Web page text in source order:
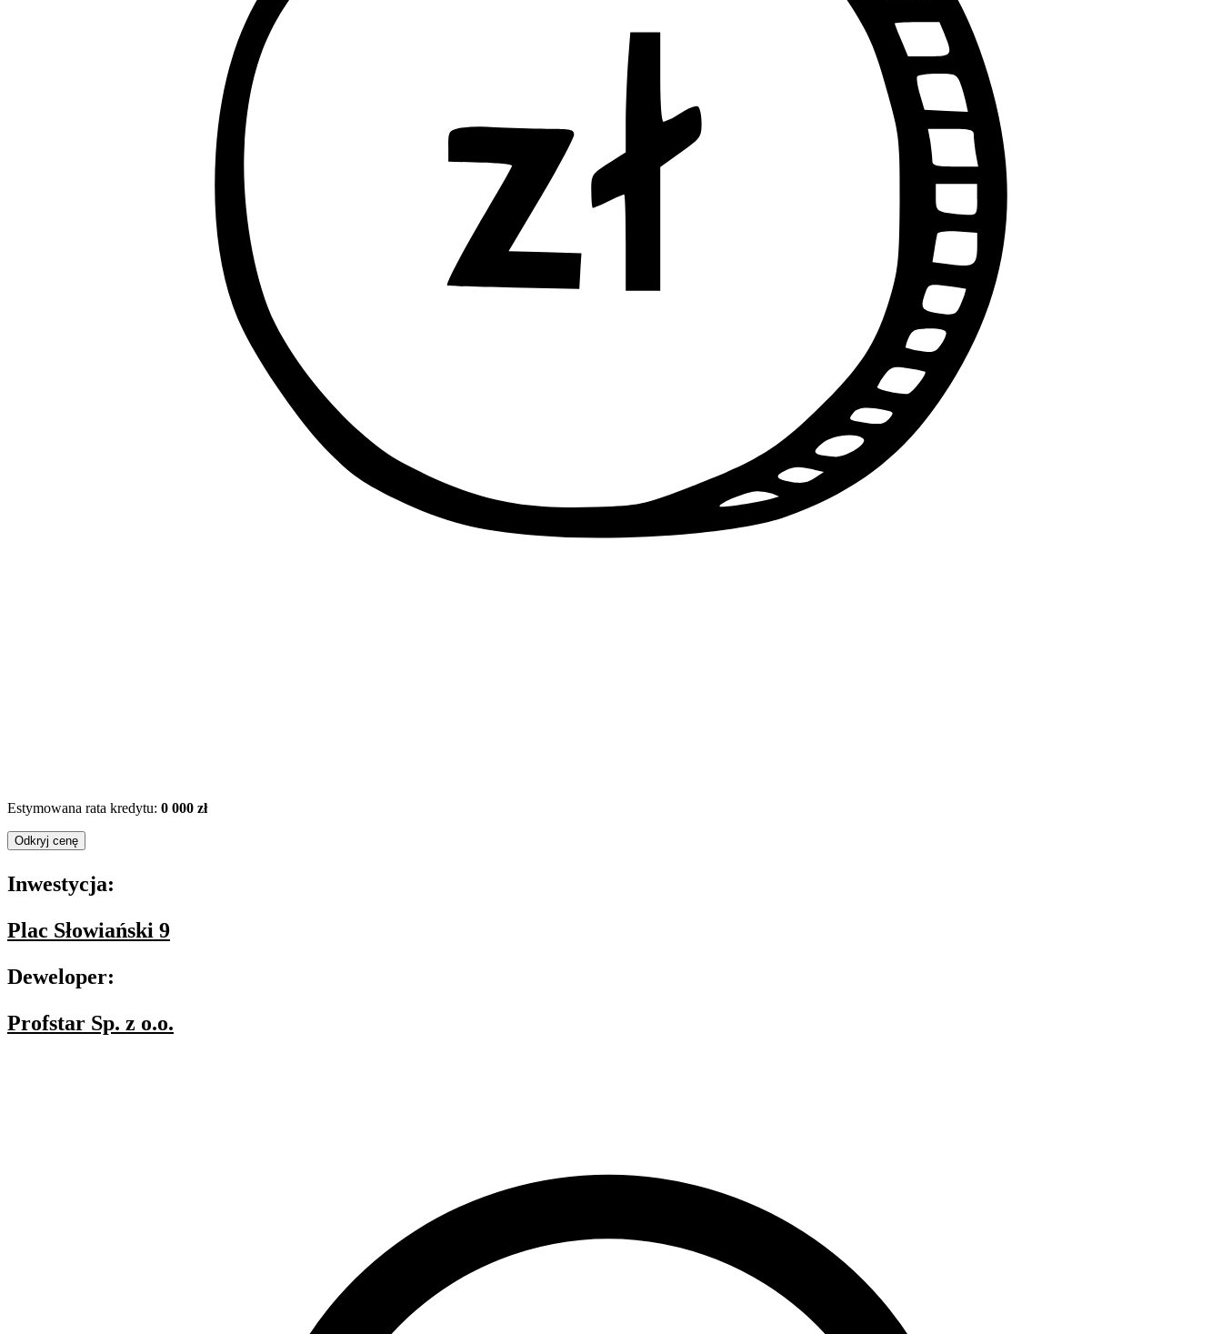
Estymowana rata kredytu: 0 000 zł
Odkryj cenę
Inwestycja:
Plac Słowiański 9
Deweloper:
Profstar Sp. z o.o.